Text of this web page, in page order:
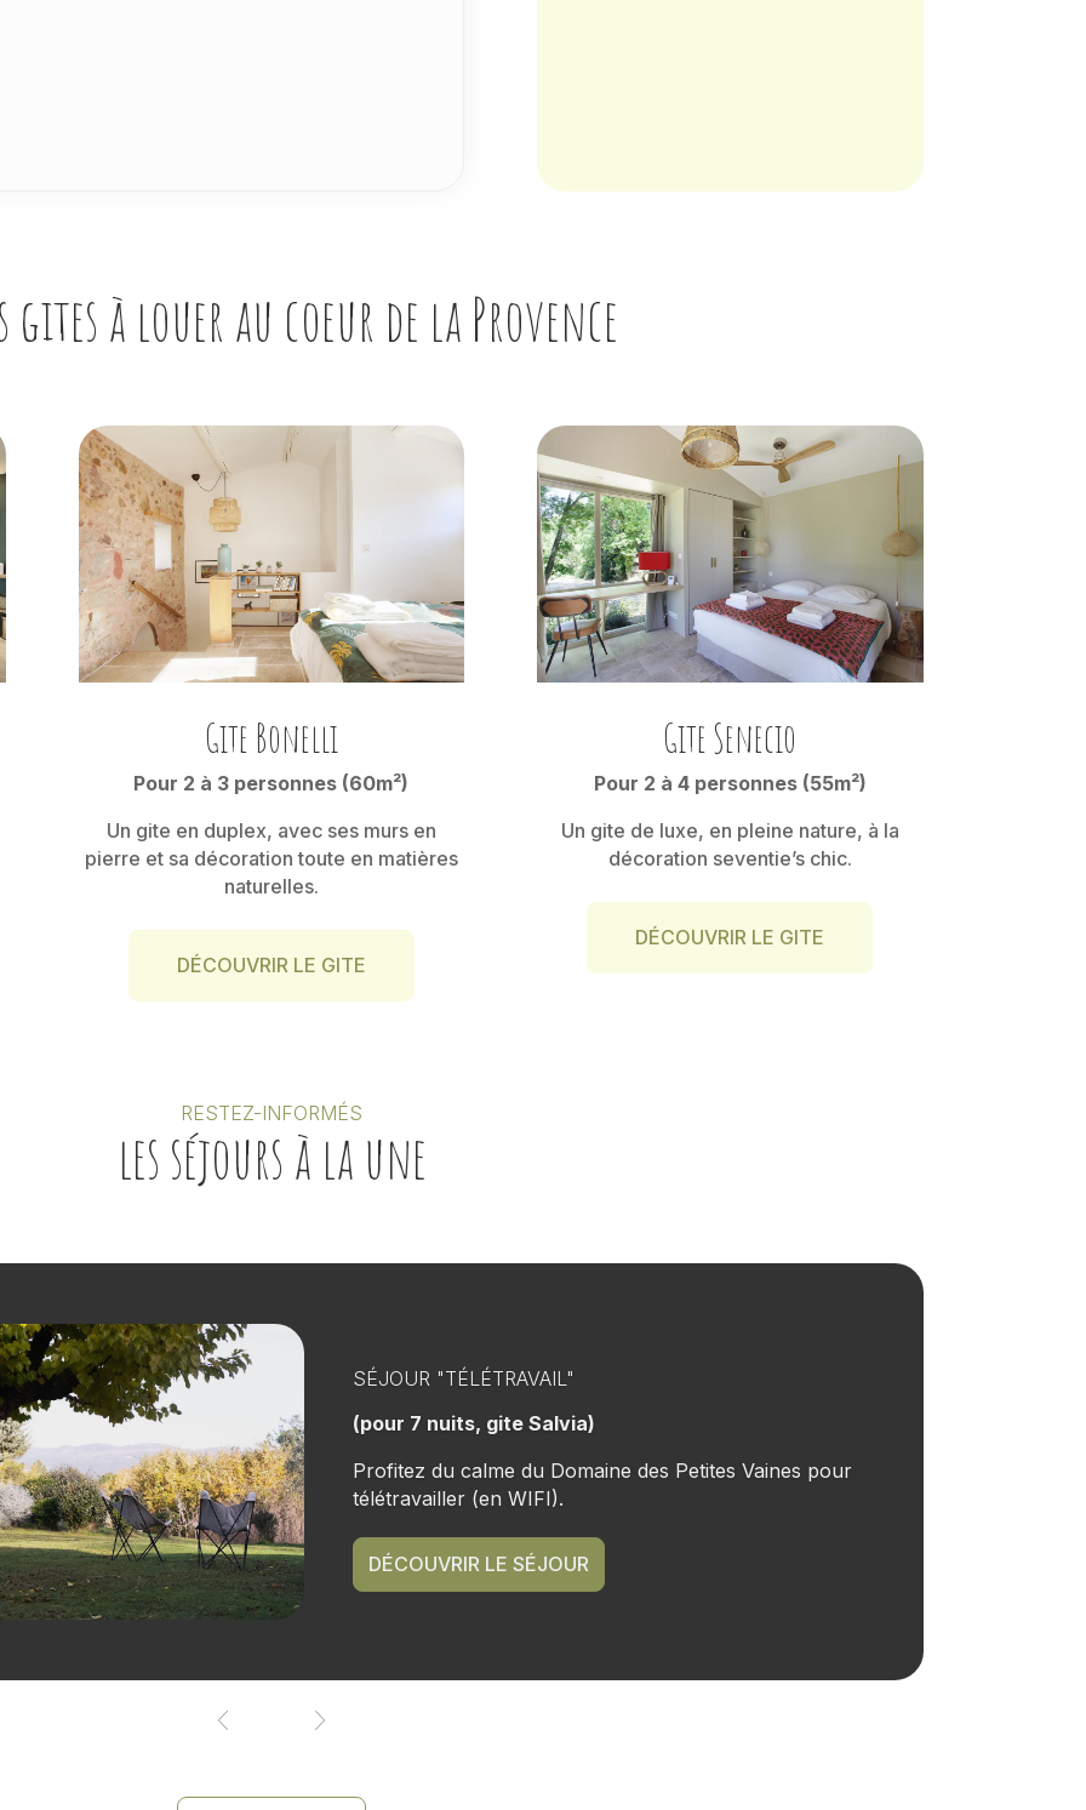
gites à louer au coeur de la Provence
Gite Bonelli
Pour 2 à 3 personnes (60m²)
Un gite en duplex, avec ses murs en
pierre et sa décoration toute en matières
naturelles.
DÉCOUVRIR LE GITE
Gite Senecio
Pour 2 à 4 personnes (55m²)
Un gite de luxe, en pleine nature, à la
décoration seventie’s chic.
DÉCOUVRIR LE GITE
RESTEZ-INFORMÉS
les séjours à la une
SÉJOUR "NO-STRESS"
Domaine Les Petites Vaines et oubliez tous les tracas
du quotidien.
DÉCOUVRIR LE SÉJOUR